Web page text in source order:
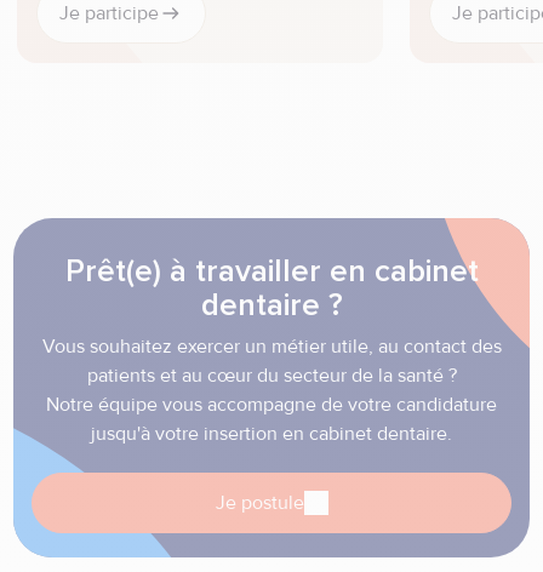
Je participe Je
Prêt(e) à travailler en cabinet
dentaire ?
Vous souhaitez exercer un métier utile, au contact des
patients et au cœur du secteur de la santé ?
Notre équipe vous accompagne de votre candidature
jusqu'à votre insertion en cabinet dentaire.
Je postule